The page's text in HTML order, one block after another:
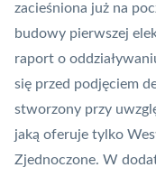
zacieśniona już na
budowy pierwszej
raport o
się przed podjęciem
stworzony przy
jaką oferuje tylko
Zjednoczone. W